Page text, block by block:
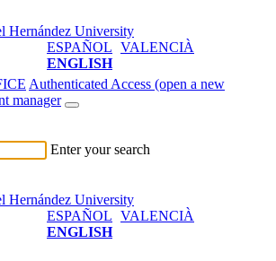
ESPAÑOL VALENCIÀ
ENGLISH
Authenticated Access (open a new
manager
Enter your search
ESPAÑOL VALENCIÀ
ENGLISH